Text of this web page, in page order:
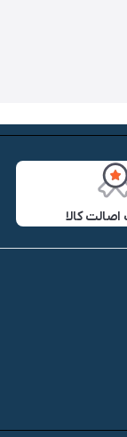
کالا